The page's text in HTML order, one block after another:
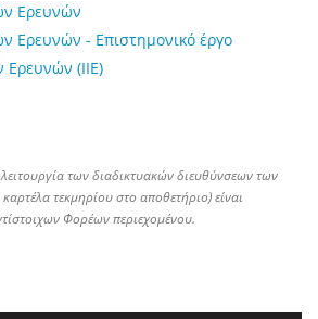
Ερευνών
Ερευνών - Επιστημονικό έργο
Ερευνών (ΙΙΕ)
των διαδικτυακών διευθύνσεων των
τεκμηρίου στο αποθετήριο) είναι
Φορέων περιεχομένου.